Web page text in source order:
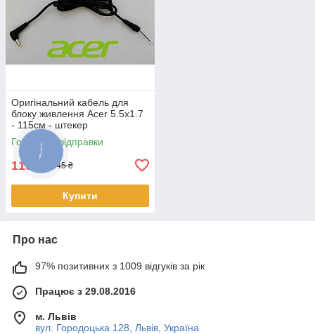
Оригінальний кабель для
блоку живлення Acer 5.5x1.7
- 115см - штекер
Готово до відправки
119 145 ₴
Купити
Про нас
97% позитивних з 1009 відгуків за рік
Працює з 29.08.2016
м. Львів
вул. Городоцька 128, Львів, Україна